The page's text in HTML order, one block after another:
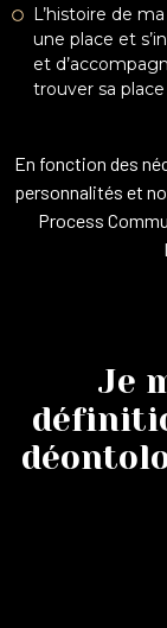
L’histoire de
une place et
et
trouver sa
En fonction des
personnalités et
Process
Je